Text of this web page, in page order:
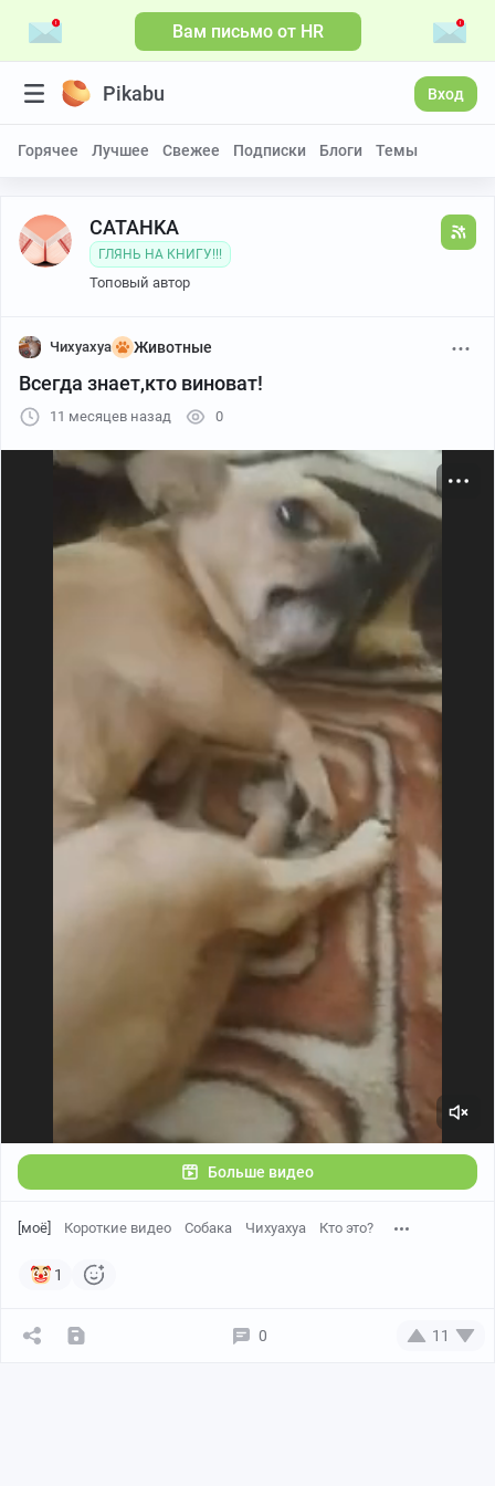
Вам письмо от HR
Pikabu Вход
Горячее Лучшее Свежее Подписки Блоги Темы
CATAHKA
ГЛЯНЬ НА КНИГУ!!!
Топовый автор
Чихуахуа Животные
Всегда знает,кто виноват!
11 месяцев назад 0
Больше видео
[моё] Короткие видео Собака Чихуахуа Кто это?
1
0 11
Больше видео